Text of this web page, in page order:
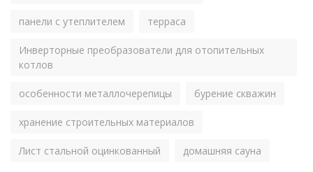
панели с утеплителем терраса
Инверторные преобразователи для отопительных
котлов
особенности металлочерепицы бурение скважин
хранение строительных материалов
Лист стальной оцинкованный домашняя сауна